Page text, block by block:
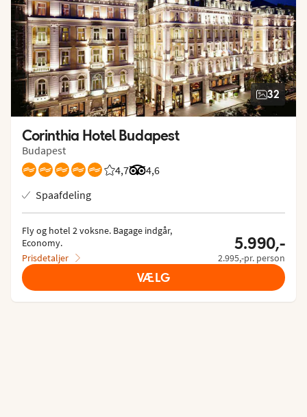
32
Corinthia Hotel Budapest
Budapest
4,7
Bedømmelse fra Spies gæster: 4.7/5
4,6
Bedømmelse fra Tripadvisor: 4.6 of
Spaafdeling
Fly og hotel 2 voksne. Bagage indgår,
Economy.
Prisdetaljer
5.990,-
2.995,-pr. person
VÆLG